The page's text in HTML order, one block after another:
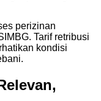
perizinan
Tarif retribusi
kondisi